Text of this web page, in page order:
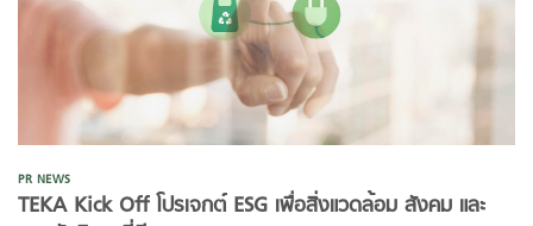
PR NEWS
TEKA Kick Off โปรเจกต์ ESG เพื่อสิ่งแวดล้อม สังคม และ